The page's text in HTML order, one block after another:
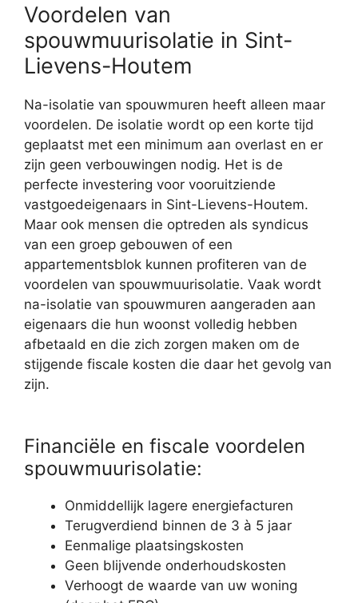
Voordelen van
spouwmuurisolatie in Sint-
Lievens-Houtem
Na-isolatie van spouwmuren heeft alleen maar
voordelen. De isolatie wordt op een korte tijd
geplaatst met een minimum aan overlast en er
zijn geen verbouwingen nodig. Het is de
perfecte investering voor vooruitziende
vastgoedeigenaars in Sint-Lievens-Houtem.
Maar ook mensen die optreden als syndicus
van een groep gebouwen of een
appartementsblok kunnen profiteren van de
voordelen van spouwmuurisolatie. Vaak wordt
na-isolatie van spouwmuren aangeraden aan
eigenaars die hun woonst volledig hebben
afbetaald en die zich zorgen maken om de
stijgende fiscale kosten die daar het gevolg van
zijn.
Financiële en fiscale voordelen
spouwmuurisolatie:
Onmiddellijk lagere energiefacturen
Terugverdiend binnen de 3 à 5 jaar
Eenmalige plaatsingskosten
Geen blijvende onderhoudskosten
Verhoogt de waarde van uw woning